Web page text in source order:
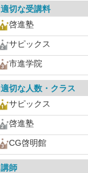
適切な受講料
啓進塾
サピックス
市進学院
適切な人数・クラス
サピックス
啓進塾
CG啓明館
講師